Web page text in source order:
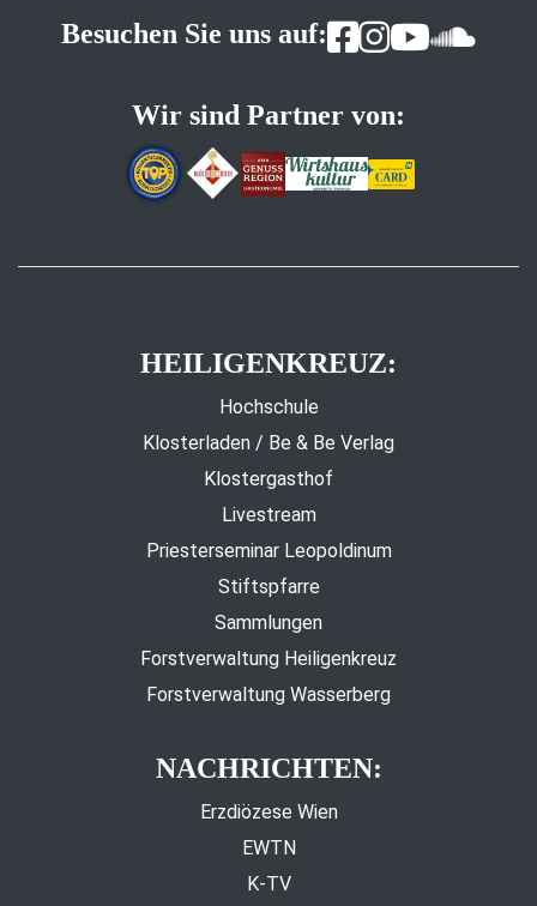
Besuchen Sie uns auf:
Wir sind Partner von:
HEILIGENKREUZ:
Hochschule
Klosterladen / Be & Be Verlag
Klostergasthof
Livestream
Priesterseminar Leopoldinum
Stiftspfarre
Sammlungen
Forstverwaltung Heiligenkreuz
Forstverwaltung Wasserberg
NACHRICHTEN:
Erzdiözese Wien
EWTN
K-TV